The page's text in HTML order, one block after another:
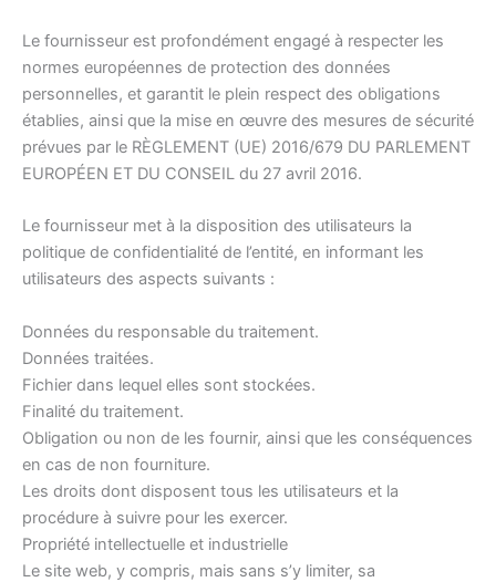
Le fournisseur est profondément engagé à respecter les
normes européennes de protection des données
personnelles, et garantit le plein respect des obligations
établies, ainsi que la mise en œuvre des mesures de sécurité
prévues par le RÈGLEMENT (UE) 2016/679 DU PARLEMENT
EUROPÉEN ET DU CONSEIL du 27 avril 2016.
Le fournisseur met à la disposition des utilisateurs la
politique de confidentialité de l’entité, en informant les
utilisateurs des aspects suivants :
Données du responsable du traitement.
Données traitées.
Fichier dans lequel elles sont stockées.
Finalité du traitement.
Obligation ou non de les fournir, ainsi que les conséquences
en cas de non fourniture.
Les droits dont disposent tous les utilisateurs et la
procédure à suivre pour les exercer.
Propriété intellectuelle et industrielle
Le site web, y compris, mais sans s’y limiter, sa